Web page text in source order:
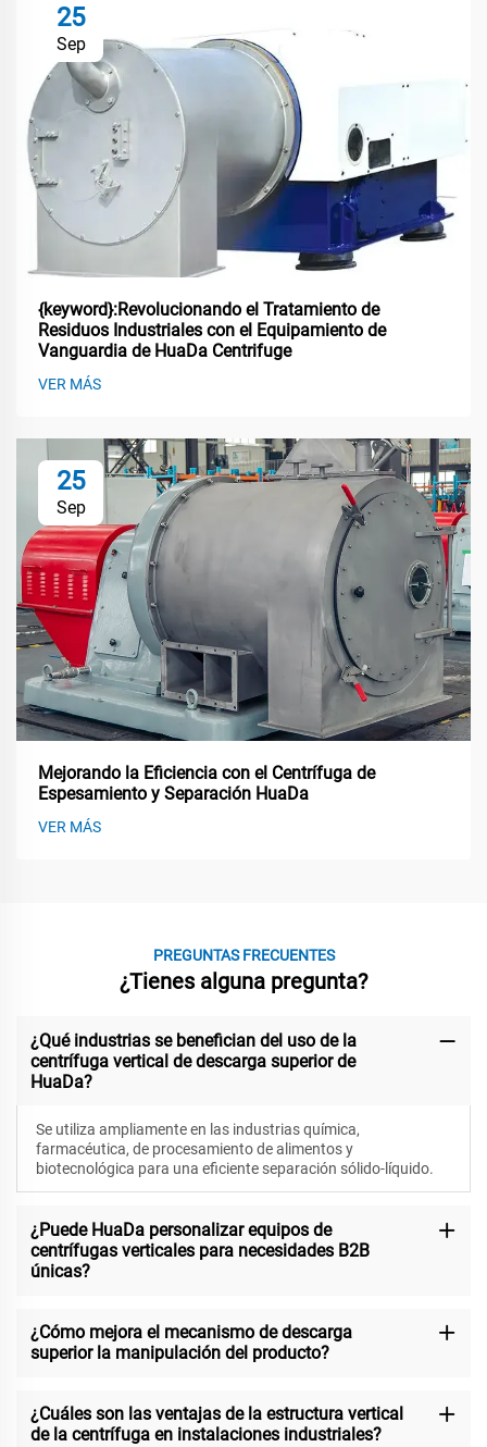
25
Sep
{keyword}:Revolucionando el Tratamiento de
Residuos Industriales con el Equipamiento de
Vanguardia de HuaDa Centrifuge
VER MÁS
25
Sep
Mejorando la Eficiencia con el Centrífuga de
Espesamiento y Separación HuaDa
VER MÁS
PREGUNTAS FRECUENTES
¿Tienes alguna pregunta?
¿Qué industrias se benefician del uso de la
centrífuga vertical de descarga superior de
HuaDa?
Se utiliza ampliamente en las industrias química,
farmacéutica, de procesamiento de alimentos y
biotecnológica para una eficiente separación sólido-líquido.
¿Puede HuaDa personalizar equipos de
centrífugas verticales para necesidades B2B
únicas?
¿Cómo mejora el mecanismo de descarga
superior la manipulación del producto?
¿Cuáles son las ventajas de la estructura vertical
de la centrífuga en instalaciones industriales?